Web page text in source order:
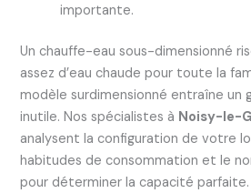
importante.
Un chauffe-eau sous-dimensionné
assez d’eau chaude pour toute la
modèle surdimensionné entraîne un
inutile. Nos spécialistes à Noisy-le-
analysent la configuration de votre
habitudes de consommation et le
pour déterminer la capacité parfaite.